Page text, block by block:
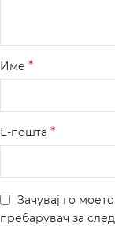
Име *
Е-пошта *
Зачувај го
пребарувач за